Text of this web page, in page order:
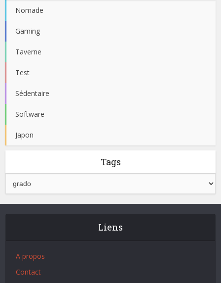
Nomade
Gaming
Taverne
Test
Sédentaire
Software
Japon
Tags
Liens
A propos
Contact